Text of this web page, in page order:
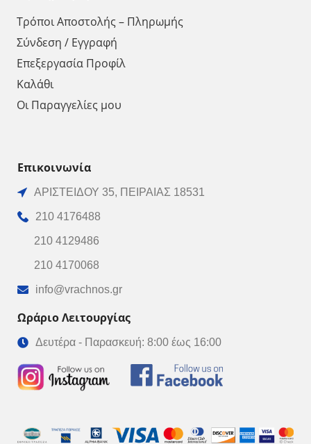
Τρόποι Αποστολής – Πληρωμής
Σύνδεση / Εγγραφή
Επεξεργασία Προφίλ
Καλάθι
Οι Παραγγελίες μου
Επικοινωνία
ΑΡΙΣΤΕΙΔΟΥ 35, ΠΕΙΡΑΙΑΣ 18531
210 4176488
210 4129486
210 4170068
info@vrachnos.gr
Ωράριο Λειτουργίας
Δευτέρα - Παρασκευή: 8:00 έως 16:00